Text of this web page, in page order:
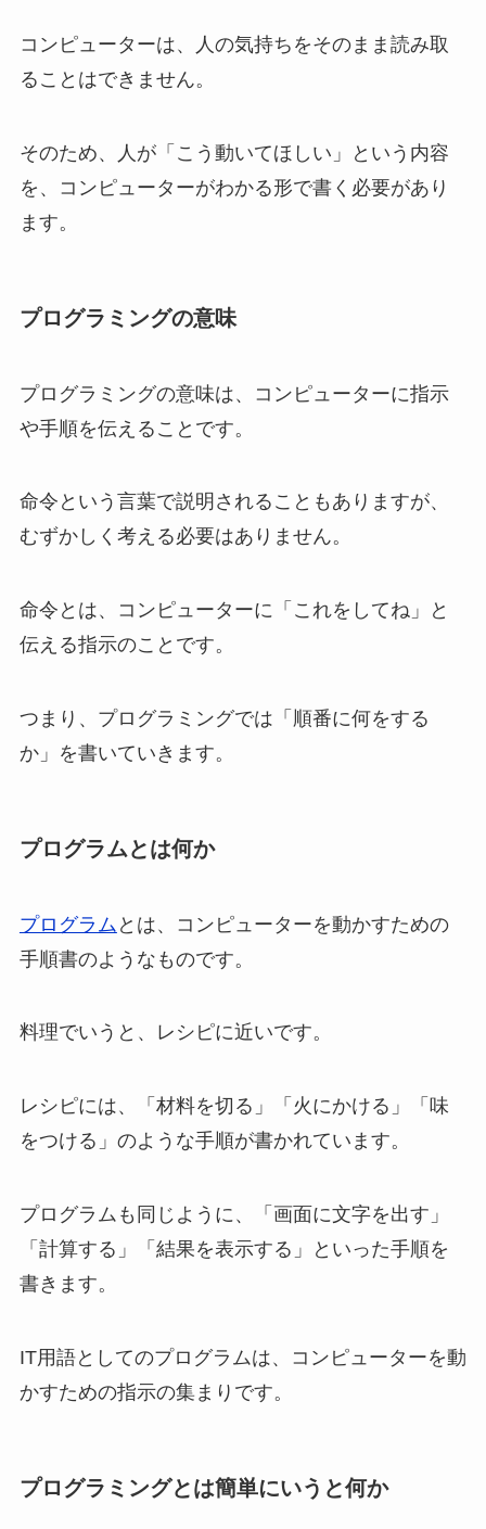
コンピューターは、人の気持ちをそのまま読み取
ることはできません。
そのため、人が「こう動いてほしい」という内容
を、コンピューターがわかる形で書く必要があり
ます。
プログラミングの意味
プログラミングの意味は、コンピューターに指示
や手順を伝えることです。
命令という言葉で説明されることもありますが、
むずかしく考える必要はありません。
命令とは、コンピューターに「これをしてね」と
伝える指示のことです。
つまり、プログラミングでは「順番に何をする
か」を書いていきます。
プログラムとは何か
プログラム とは、コンピューターを動かすための
手順書のようなものです。
料理でいうと、レシピに近いです。
レシピには、「材料を切る」「火にかける」「味
をつける」のような手順が書かれています。
プログラムも同じように、「画面に文字を出す」
「計算する」「結果を表示する」といった手順を
書きます。
IT用語としてのプログラムは、コンピューターを動
かすための指示の集まりです。
プログラミングとは簡単にいうと何か